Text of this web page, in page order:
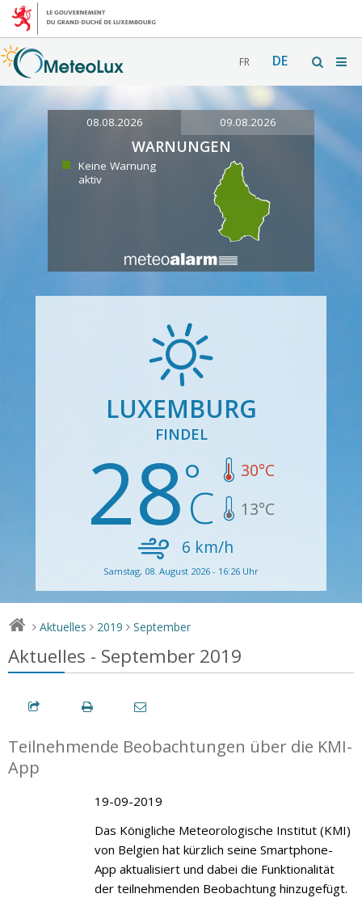
FR DE
08.08.2026 09.08.2026
WARNUNGEN
Keine Warnung
aktiv
LUXEMBURG
FINDEL
28 30°C
13°C
6 km/h
Samstag, 08. August 2026 - 16:26 Uhr
> Aktuelles > 2019 > September
Aktuelles - September 2019
Teilnehmende Beobachtungen über die KMI-
App
19-09-2019
Das Königliche Meteorologische Institut (KMI)
von Belgien hat kürzlich seine Smartphone-
App aktualisiert und dabei die Funktionalität
der teilnehmenden Beobachtung hinzugefügt.